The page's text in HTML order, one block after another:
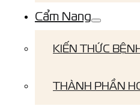
Cẩm Nang
KIẾN THỨC
THÀNH PHẦN